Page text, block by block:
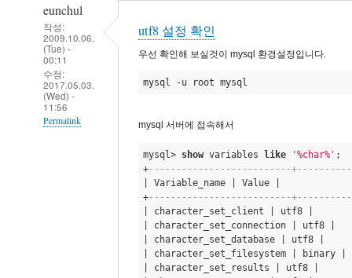
eunchul
작성:
2009.10.06.
(Tue) -
00:11
수정:
2017.05.03.
(Wed) -
11:56
Permalink
utf8 설정 확인
우선 확인해 보실것이 mysql 환경설정입니다.
mysql -u root mysql
mysql 서버에 접속해서
mysql> show variables like '%char%' ;
+--------------------------
| Variable_name | Value |
+--------------------------
| character_set_client | utf8 |
| character_set_connection | utf8 |
| character_set_database | utf8 |
| character_set_filesystem | binary |
| character_set_results | utf8 |